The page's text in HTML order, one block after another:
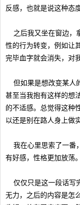
反感，也就是说这种态
之后我又坐在窗边，
性的行为转变，例如让
完毕血字就会消失，对
但如果是想改变某人
甚至当我抱有这样的想
的不适感。总觉得这种
以还是别在路人身上做
我在心里思索了一番
有好感，性格更加放荡。
仅仅只是这一段话写
无力，之后的内容是怎